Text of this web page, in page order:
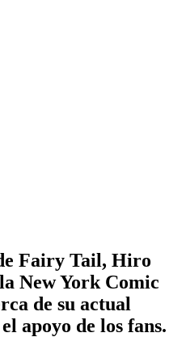
Fairy Tail, Hiro
New York Comic
de su actual
apoyo de los fans.